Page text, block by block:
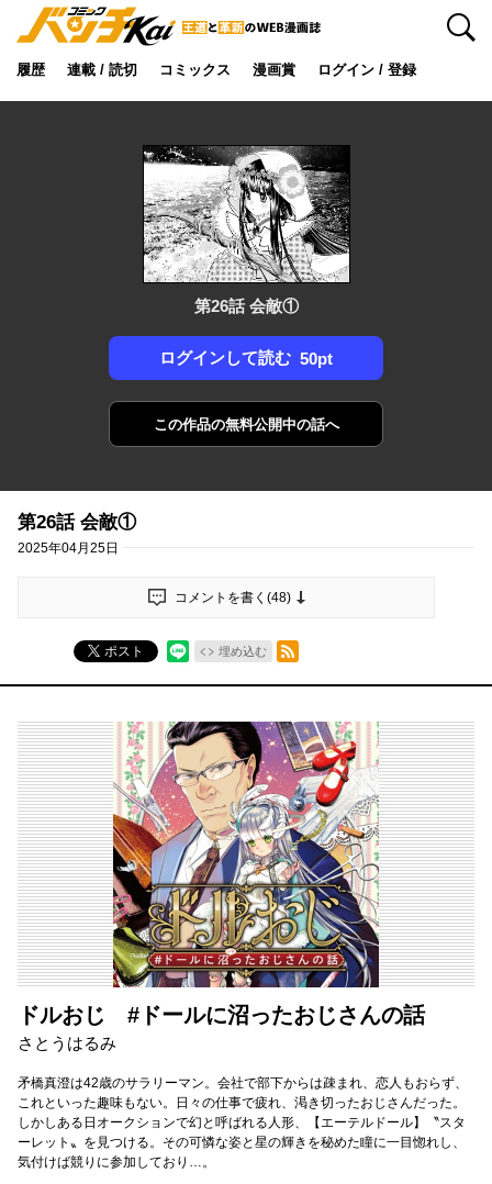
履歴 連載 / 読切 コミックス 漫画賞 ログイン / 登録
検索
第26話 会敵①
ログインして読む 50pt
この作品の無料公開中の話へ
第26話 会敵①
2025年04月25日
コメントを書く(48)
ポスト 埋め込む
RSSフィード
ドルおじ #ドールに沼ったおじさんの話
さとうはるみ
矛橋真澄は42歳のサラリーマン。会社で部下からは疎まれ、恋人もおらず、
これといった趣味もない。日々の仕事で疲れ、渇き切ったおじさんだった。
しかしある日オークションで幻と呼ばれる人形、【エーテルドール】〝スタ
ーレット〟を見つける。その可憐な姿と星の輝きを秘めた瞳に一目惚れし、
気付けば競りに参加しており…。